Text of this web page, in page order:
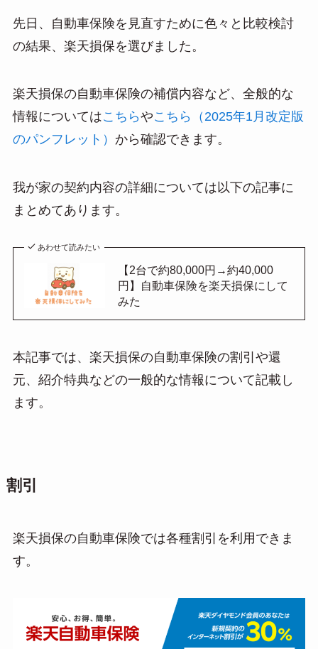
先日、自動車保険を見直すために色々と比較検討
の結果、楽天損保を選びました。
楽天損保の自動車保険の補償内容など、全般的な
情報についてはこちらやこちら（2025年1月改定版
のパンフレット） から確認できます。
我が家の契約内容の詳細については以下の記事に
まとめてあります。
あわせて読みたい
【2台で約80,000円→約40,000
円】自動車保険を楽天損保にして
みた
本記事では、楽天損保の自動車保険の割引や還
元、紹介特典などの一般的な情報について記載し
ます。
割引
楽天損保の自動車保険では各種割引を利用できま
す。